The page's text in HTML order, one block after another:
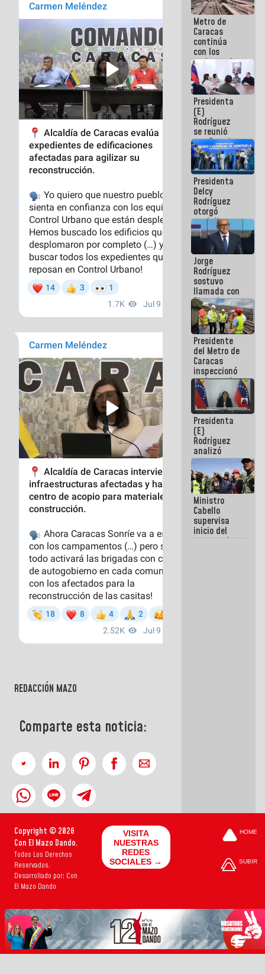
REDACCIÓN MAZO
Comparte esta noticia:
Metro de
Caracas
continúa
con los
trabajos de
mantenimiento
e inspección
en la Línea 2
Presidenta
(E)
Rodríguez
se reunió
con Estado
Mayor
Eléctrico
para
abordar
planes de
acción
Presidenta
Delcy
Rodríguez
otorgó
medalla
"Héroe de
Venezuela"
a servidores
públicos
Jorge
Rodríguez
sostuvo
llamada con
Dinorah
Figuera y
acuerdan
primer
encuentro
presencial
para el
diálogo
Presidente
del Metro de
Caracas
inspeccionó
trabajos de
rehabilitación
y
modernización
de la vía
férrea
Presidenta
(E)
Rodríguez
analizó
junto a
gobernadores
planes de
recuperación
del Sistema
Eléctrico
Nacional
Ministro
Cabello
supervisa
inicio del
proceso de
Copyright © 2026
Con El Mazo Dando.
Todos Los Derechos
Reservados.
Desarrollado por: Con
El Mazo Dando
VISITA
NUESTRAS
REDES
SOCIALES →
HOME
SUBIR